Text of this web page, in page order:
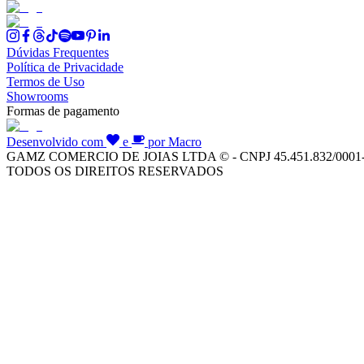
Dúvidas Frequentes
Política de Privacidade
Termos de Uso
Showrooms
Formas de pagamento
Desenvolvido com e
por Macro
GAMZ COMERCIO DE JOIAS LTDA © - CNPJ 45.451.832/
TODOS OS DIREITOS RESERVADOS